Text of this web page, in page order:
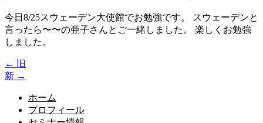
今日8/25スウェーデン大使館でお勉強です。 スウェーデンと
言ったら〜〜の亜子さんとご一緒しました。 楽しくお勉強
しました。
←
旧
新 →
ホーム
プロフィール